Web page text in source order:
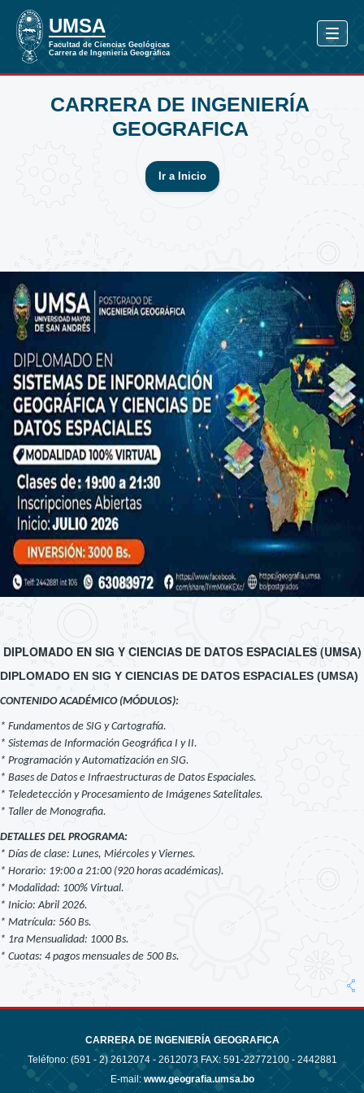
CARRERA DE INGENIERÍA
GEOGRAFICA
Ir a Inicio
DIPLOMADO EN SIG Y CIENCIAS DE DATOS ESPACIALES (UMSA)
DIPLOMADO EN SIG Y CIENCIAS DE DATOS ESPACIALES (UMSA)
CONTENIDO ACADÉMICO (MÓDULOS):
* Fundamentos de SIG y Cartografía.
* Sistemas de Información Geográfica I y II.
* Programación y Automatización en SIG.
* Bases de Datos e Infraestructuras de Datos Espaciales.
* Teledetección y Procesamiento de Imágenes Satelitales.
* Taller de Monografia.
DETALLES DEL PROGRAMA:
* Días de clase: Lunes, Miércoles y Viernes.
* Horario: 19:00 a 21:00 (920 horas académicas).
* Modalidad: 100% Virtual.
* Inicio: Abril 2026.
* Matrícula: 560 Bs.
* 1ra Mensualidad: 1000 Bs.
* Cuotas: 4 pagos mensuales de 500 Bs.
CARRERA DE INGENIERÍA GEOGRAFICA
Teléfono: (591 - 2) 2612074 - 2612073 FAX: 591-22772100 - 2442881
E-mail: www.geografia.umsa.bo